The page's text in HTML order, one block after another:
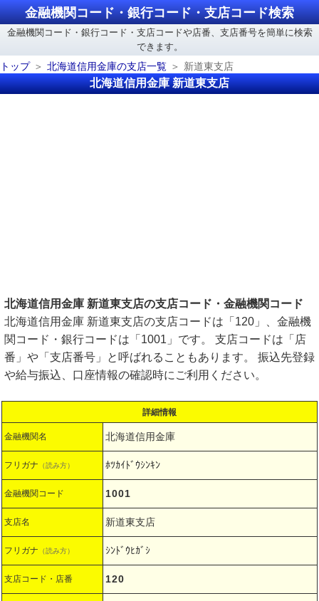
金融機関コード・銀行コード・支店コード検索
金融機関コード・銀行コード・支店コードや店番、支店番号を簡単に検索
できます。
トップ
北海道信用金庫の支店一覧 新道東支店
北海道信用金庫 新道東支店
北海道信用金庫 新道東支店の支店コード・金融機関コード
北海道信用金庫 新道東支店の支店コードは「120」、金融機
関コード・銀行コードは「1001」です。 支店コードは「店
番」や「支店番号」と呼ばれることもあります。 振込先登録
や給与振込、口座情報の確認時にご利用ください。
詳細情報
金融機関名 北海道信用金庫
フリガナ （読み方） ﾎﾂｶｲﾄﾞｳｼﾝｷﾝ
金融機関コード 1001
支店名 新道東支店
フリガナ （読み方） ｼﾝﾄﾞｳﾋｶﾞｼ
支店コード・店番 120